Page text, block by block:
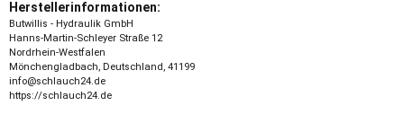
Herstellerinformationen:
Butwillis - Hydraulik GmbH
Hanns-Martin-Schleyer Straße 12
Nordrhein-Westfalen
Mönchengladbach, Deutschland, 41199
info@schlauch24.de
https://schlauch24.de